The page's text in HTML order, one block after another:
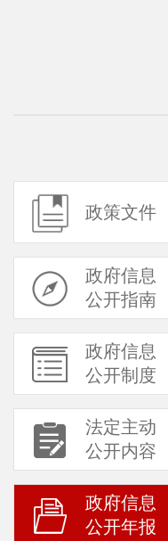
政策文件
政府信息
公开指南
政府信息
公开制度
法定主动
公开内容
政府信息
公开年报